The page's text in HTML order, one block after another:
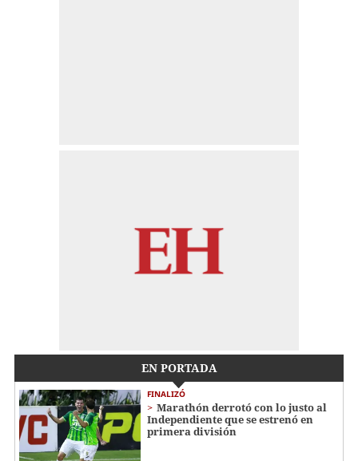
EN PORTADA
FINALIZÓ
Marathón derrotó con lo justo al
Independiente que se estrenó en
primera división